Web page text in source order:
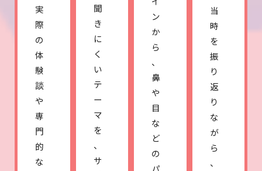
実
際
の
体
験
談
や
専
門
的
な
聞
き
に
く
い
テ
ー
マ
を
、
サ
ン
か
ら
、
鼻
や
目
な
ど
の
パ
当
時
を
振
り
返
り
な
が
ら
、